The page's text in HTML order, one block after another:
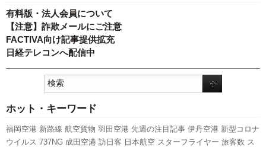
有料版・法人会員について
【注意】詐欺メールにご注意
FACTIVA向け記事提供拡充
日経テレコンへ配信中
ホット・キーワード
福岡空港 新路線 航空貨物 羽田空港 先週の注目記事 伊丹空港 新型コロナ
ウイルス 737NG 成田空港 訪日客 日本航空 スターフライヤー 旅客数 ス